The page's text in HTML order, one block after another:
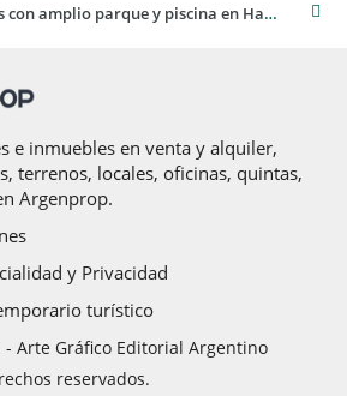
Venta Casa 6 ambientes con amplio parque y piscina en Haedo.
e inmuebles en venta y alquiler,
terrenos, locales, oficinas, quintas,
Argenprop.
y Privacidad
turístico
Arte Gráfico Editorial Argentino
reservados.